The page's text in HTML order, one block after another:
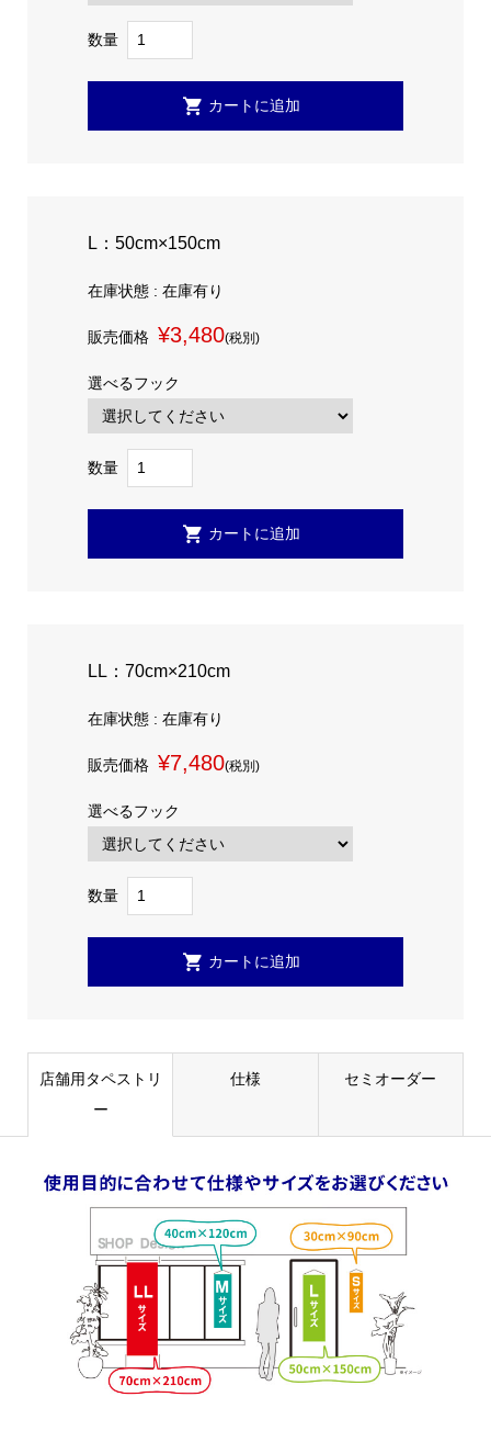
数量
L：50cm×150cm
在庫状態 : 在庫有り
販売価格 ¥3,480(税別)
選べるフック
数量
LL：70cm×210cm
在庫状態 : 在庫有り
販売価格 ¥7,480(税別)
選べるフック
数量
店舗用タペストリ
ー
仕様 セミオーダー